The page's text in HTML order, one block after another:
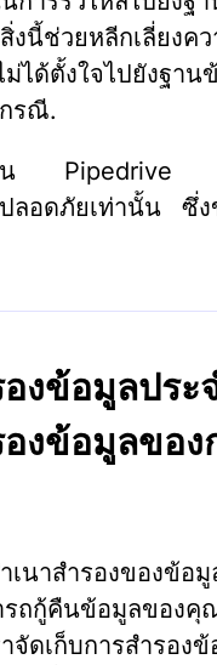
นี้ช่วยหลีกเลี่ยงคว
ม่ได้ตั้งใจไปยังฐา
รณี.
น Pipedrive ใ
ลอดภัยเท่านั้น ซึ่ง
งข้อมูลประ
งข้อมูลของ
ำเนาสำรองของข้
รถกู้คืนข้อมูลของคุ
าจัดเก็บการสำรอง